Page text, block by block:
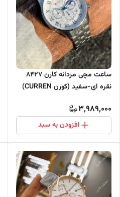
ساعت مچی مردانه کارن 8427
نقره ای-سفید (کورن CURREN)
3,989,000
افزودن به سبد